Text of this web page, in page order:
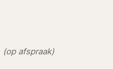
(op afspraak)